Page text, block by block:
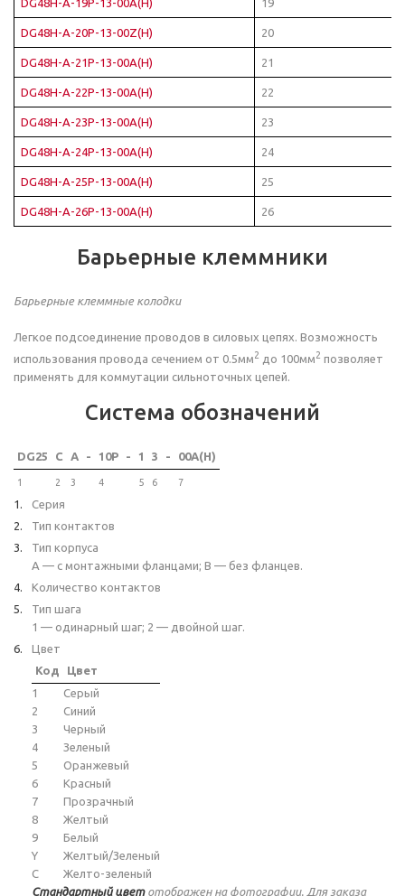
DG48H-A-19P-13-00A(H) 19
DG48H-A-20P-13-00Z(H) 20
DG48H-A-21P-13-00A(H) 21
DG48H-A-22P-13-00A(H) 22
DG48H-A-23P-13-00A(H) 23
DG48H-A-24P-13-00A(H) 24
DG48H-A-25P-13-00A(H) 25
DG48H-A-26P-13-00A(H) 26
Барьерные клеммники
Барьерные клеммные колодки
Легкое подсоединение проводов в силовых цепях. Возможность
использования провода сечением от 0.5мм2 до 100мм2 позволяет
применять для коммутации сильноточных цепей.
Система обозначений
DG25 C A - 10P - 1 3 - 00A(H)
1 2 3 4 5 6 7
Серия
Тип контактов
Тип корпуса
A — с монтажными фланцами; B — без фланцев.
Количество контактов
Тип шага
1 — одинарный шаг; 2 — двойной шаг.
Цвет
Код
Цвет
1
Серый
2
Синий
3
Черный
4
Зеленый
5
Оранжевый
6
Красный
7
Прозрачный
8
Желтый
9
Белый
Y
Желтый/Зеленый
C
Желто-зеленый
Стандартный цветотображен на фотографии. Для заказа